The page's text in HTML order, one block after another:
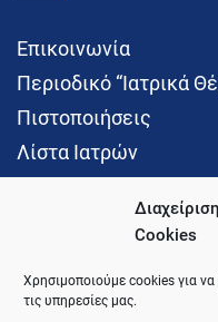
Cookies
Χρησιμοποιούμε cookies για
τις υπηρεσίες μας.
Επικοινωνία
Περιοδικό “Ιατρικά
Πιστοποιήσεις
Λίστα Ιατρών
Social Media